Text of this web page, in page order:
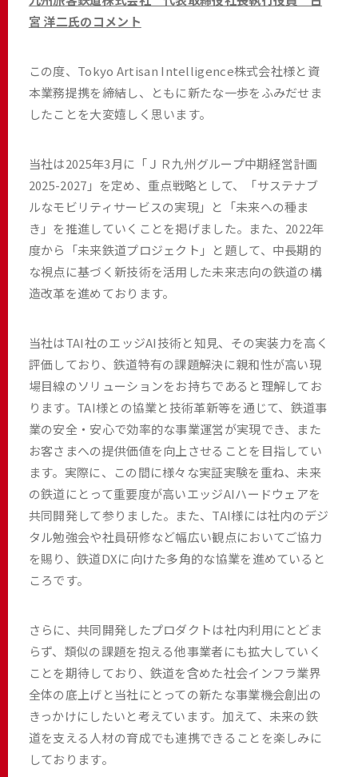
宮 洋二氏のコメント
この度、Tokyo Artisan Intelligence株式会社様と資
本業務提携を締結し、ともに新たな一歩をふみだせま
したことを大変嬉しく思います。
当社は2025年3月に「ＪＲ九州グループ中期経営計画
2025-2027」を定め、重点戦略として、「サステナブ
ルなモビリティサービスの実現」と「未来への種ま
き」を推進していくことを掲げました。また、2022年
度から「未来鉄道プロジェクト」と題して、中長期的
な視点に基づく新技術を活用した未来志向の鉄道の構
造改革を進めております。
当社はTAI社のエッジAI技術と知見、その実装力を高く
評価しており、鉄道特有の課題解決に親和性が高い現
場目線のソリューションをお持ちであると理解してお
ります。TAI様との協業と技術革新等を通じて、鉄道事
業の安全・安心で効率的な事業運営が実現でき、また
お客さまへの提供価値を向上させることを目指してい
ます。実際に、この間に様々な実証実験を重ね、未来
の鉄道にとって重要度が高いエッジAIハードウェアを
共同開発して参りました。また、TAI様には社内のデジ
タル勉強会や社員研修など幅広い観点においてご協力
を賜り、鉄道DXに向けた多角的な協業を進めていると
ころです。
さらに、共同開発したプロダクトは社内利用にとどま
らず、類似の課題を抱える他事業者にも拡大していく
ことを期待しており、鉄道を含めた社会インフラ業界
全体の底上げと当社にとっての新たな事業機会創出の
きっかけにしたいと考えています。加えて、未来の鉄
道を支える人材の育成でも連携できることを楽しみに
しております。